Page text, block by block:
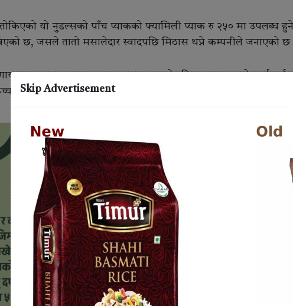
यो नुडल्सको पाँच प्याकको फ्यामिली प्याक रु २५० मा उपलब्ध
छ, जसले तातो मसालेदार स्वादपछि मिठास थप्ने कम्पनीले जनाएको
ठूला खुद्रा पसलहरूमा र दराज जस्ता लोकप्रिय अनलाइन
प्रामाणिक स्वाद र नवप्रवर्तनलाई निरन्तरता दिने प्रतिबद्धता
Skip Advertisement